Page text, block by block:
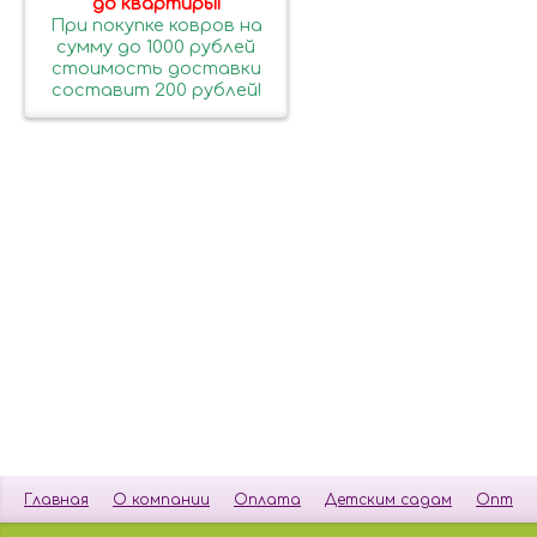
При покупке ковров на
сумму до 1000 рублей
стоимость доставки
составит 200 рублей!
Главная О компании Оплата Детским садам Опт